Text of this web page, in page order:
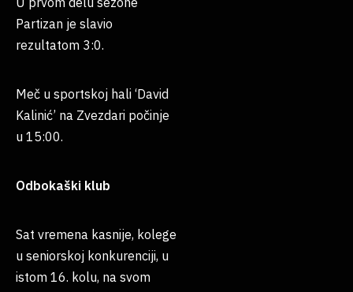
Partizan je slavio
rezultatom 3:0.
Meč u sportskoj hali ‘David
Kalinić’ na Zvezdari počinje
u 15:00.
Odbokaški klub
Sat vremena kasnije, kolege
u seniorskoj konkurenciji, u
istom 16. kolu, na svom